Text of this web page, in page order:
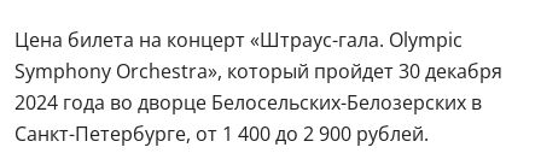
Цена билета на концерт «Штраус-гала. Olympic
Symphony Orchestra», который пройдет 30 декабря
2024 года во дворце Белосельских-Белозерских в
Санкт-Петербурге, от 1 400 до 2 900 рублей.